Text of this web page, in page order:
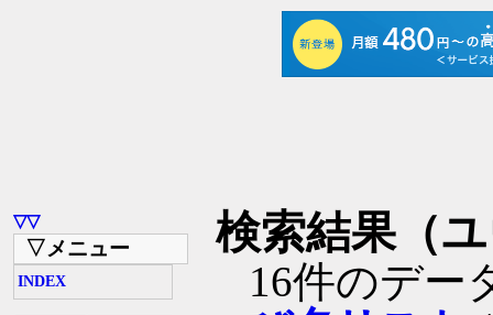
▽▽
▽メニュー
INDEX
検索結果（
16件のデー